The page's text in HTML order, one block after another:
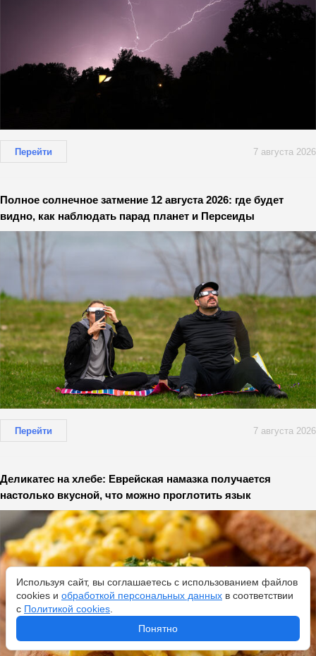
Перейти 7 августа 2026
Полное солнечное затмение 12 августа 2026: где будет
видно, как наблюдать парад планет и Персеиды
Перейти 7 августа 2026
Деликатес на хлебе: Еврейская намазка получается
настолько вкусной, что можно проглотить язык
Используя сайт, вы соглашаетесь с использованием файлов
cookies и обработкой персональных данных в соответствии
с Политикой cookies
Понятно